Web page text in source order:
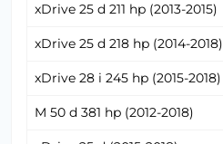
xDrive 25 d 211 hp (2013-2015)
xDrive 25 d 218 hp (2014-2018)
xDrive 28 i 245 hp (2015-2018)
M 50 d 381 hp (2012-2018)